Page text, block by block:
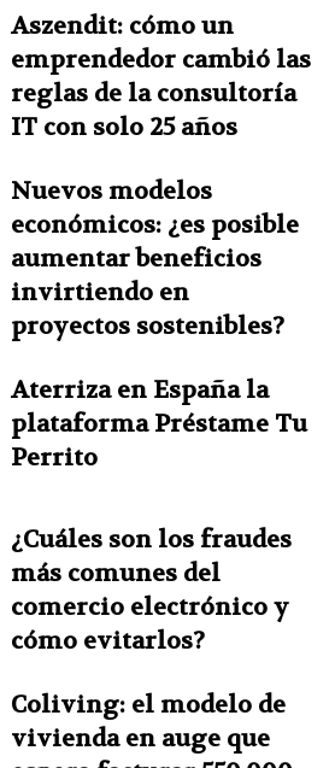
Aszendit: cómo un
emprendedor cambió las
reglas de la consultoría
IT con solo 25 años
Nuevos modelos
económicos: ¿es posible
aumentar beneficios
invirtiendo en
proyectos sostenibles?
Aterriza en España la
plataforma Préstame Tu
Perrito
¿Cuáles son los fraudes
más comunes del
comercio electrónico y
cómo evitarlos?
Coliving: el modelo de
vivienda en auge que